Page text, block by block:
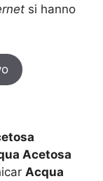
si hanno
Acetosa
Acqua